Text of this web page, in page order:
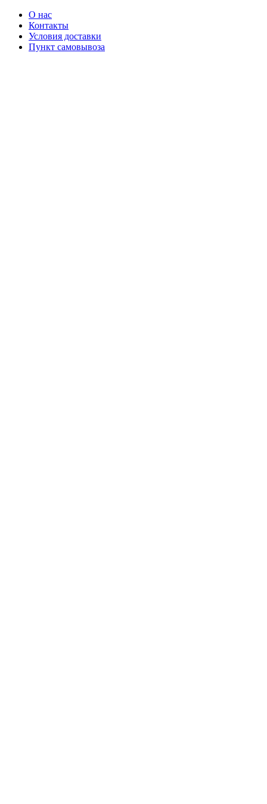
О нас
Контакты
Условия доставки
Пункт самовывоза